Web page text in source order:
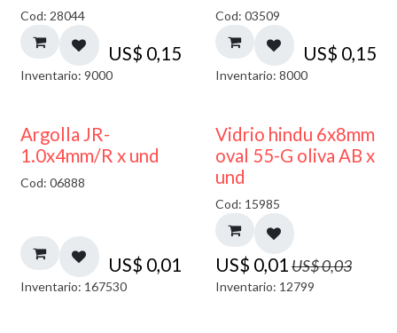
Cod: 28044
US$ 0,15
Inventario: 9000
Cod: 03509
US$ 0,15
Inventario: 8000
Argolla JR-
1.0x4mm/R x und
Cod: 06888
US$ 0,01
Inventario: 167530
50% DESCUENTO
Vidrio hindu 6x8mm
oval 55-G oliva AB x
und
Cod: 15985
US$ 0,01US$0,03
Inventario: 12799